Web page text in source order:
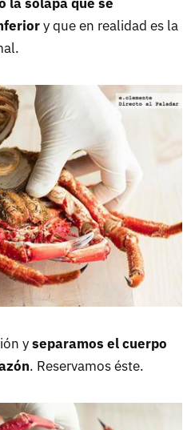
y que en realidad es la
yseparamos el cuerpo
. Reservamos éste.